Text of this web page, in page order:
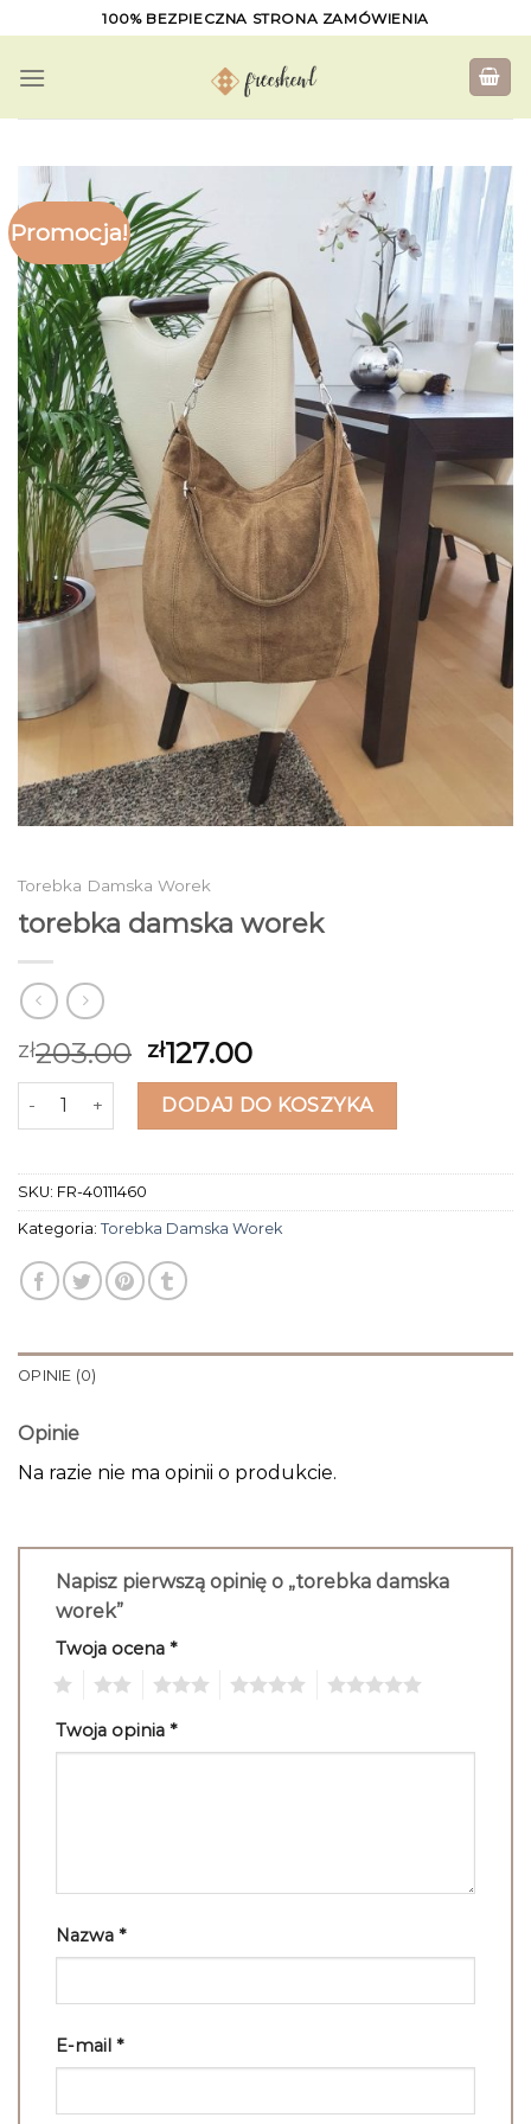
to
content
100% BEZPIECZNA STRONA ZAMÓWIENIA
Promocja!
Torebka Damska Worek
torebka damska worek
zł203.00 zł127.00
ilość torebka damska worekDODAJ DO KOSZYKA
SKU: FR-40111460
Kategoria: Torebka Damska Worek
OPINIE (0)
Opinie
Na razie nie ma opinii o produkcie.
Napisz pierwszą opinię o „torebka damska
worek”
Twoja ocena *
Twoja opinia *
Nazwa *
E-mail *